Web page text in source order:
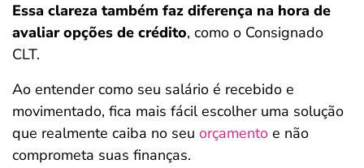
Essa clareza também faz diferença na hora de
avaliar opções de crédito, como o Consignado
CLT.
Ao entender como seu salário é recebido e
movimentado, fica mais fácil escolher uma solução
que realmente caiba no seu orçamento e não
comprometa suas finanças.